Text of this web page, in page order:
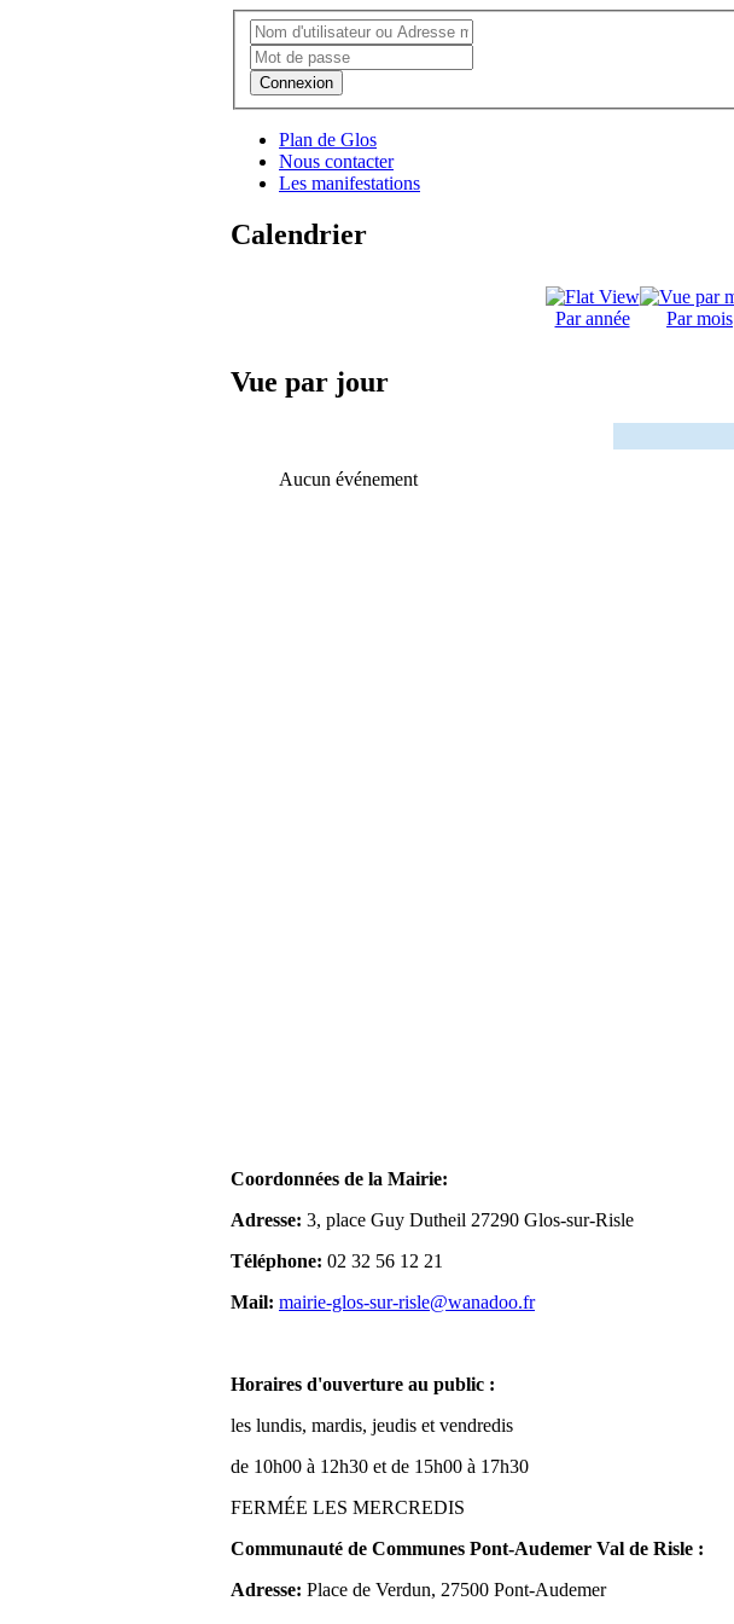
Connexion
Plan de Glos
Nous contacter
Les manifestations
Calendrier
Par année Par mois
Vue par jour
Aucun événement
Coordonnées de la Mairie:
Adresse: 3, place Guy Dutheil 27290 Glos-sur-Risle
Téléphone: 02 32 56 12 21
Mail: mairie-glos-sur-risle@wanadoo.fr
Horaires d'ouverture au public :
les lundis, mardis, jeudis et vendredis
de 10h00 à 12h30 et de 15h00 à 17h30
FERMÉE LES MERCREDIS
Communauté de Communes Pont-Audemer Val de Risle :
Adresse: Place de Verdun, 27500 Pont-Audemer